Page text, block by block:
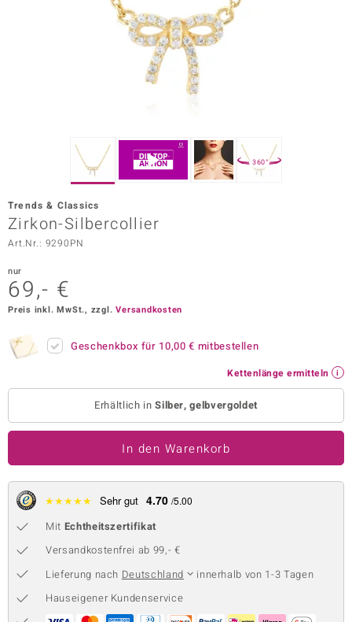
Vogue
Paraíso
Collection
BY DE MELO
Collection
360°
Trends & Classics
Zirkon-Silbercollier
Art.Nr.: 9290PN
nur
69,- €
Preis inkl. MwSt., zzgl.Versandkosten
Geschenkbox für 10,00 € mitbestellen
Kettenlänge ermitteln
Erhältlich inSilber, gelbvergoldet
In den Warenkorb
★★★★★ Sehr gut 4.70 /5.00
Mit Echtheitszertifikat
Versandkostenfrei ab 99,- €
Lieferung nach Deutschland
innerhalb von 1-3 Tagen
Hauseigener Kundenservice